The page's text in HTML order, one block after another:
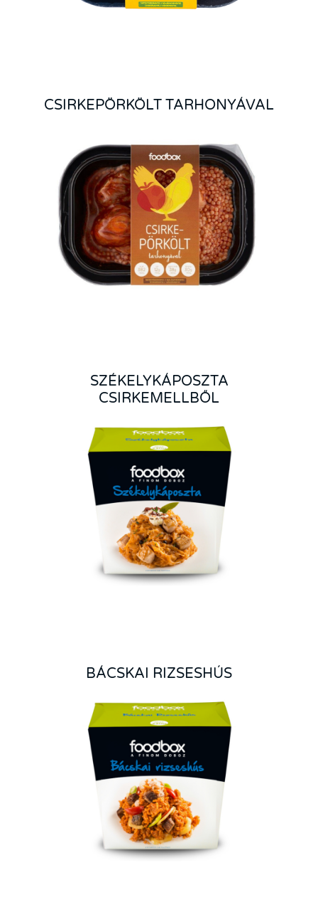
CSIRKEPÖRKÖLT TARHONYÁVAL
SZÉKELYKÁPOSZTA
CSIRKEMELLBŐL
BÁCSKAI RIZSESHÚS